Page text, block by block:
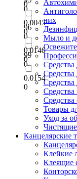
0
96
0
99
0
0
0.0045
0
0.0146
0
0.0154
0
них
Мыло и
Средства
Средства
Товары
Уход за
Канцелярские
Клейкие
Клеящие